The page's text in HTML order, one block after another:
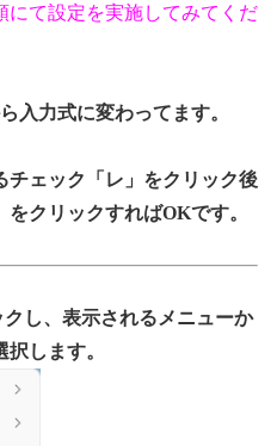
にて設定を実施してみてくだ
入力式に変わってます。
チェック「レ」をクリック後
をクリックすればOKです。
し、表示されるメニューか
します。